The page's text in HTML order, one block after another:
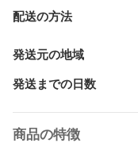
配送の方法
発送元の地域
発送までの日数
商品の特徴